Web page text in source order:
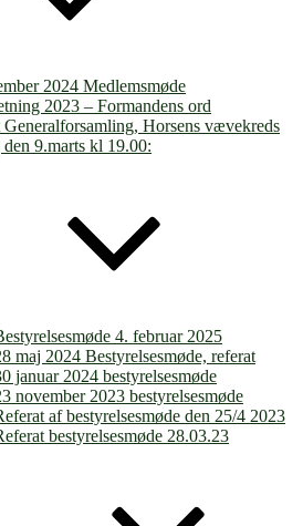
2024 Medlemsmøde
2023 – Formandens ord
Generalforsamling, Horsens vævekreds
den 9.marts kl 19.00:
4. februar 2025
maj 2024 Bestyrelsesmøde, referat
januar 2024 bestyrelsesmøde
november 2023 bestyrelsesmøde
af bestyrelsesmøde den 25/4 2023
bestyrelsesmøde 28.03.23